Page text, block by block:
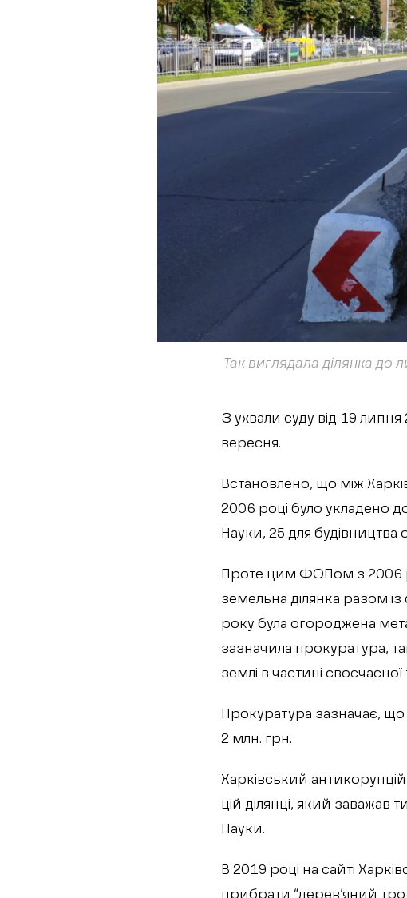
Так виглядала ділянка до
З ухвали суду від 19
вересня.
Встановлено, що між
2006 році було укладено
Науки, 25 для будівництва
Проте цим ФОПом з 2006
земельна ділянка разом
року була огороджена
зазначила прокуратура,
землі в частині
Прокуратура зазначає,
2 млн. грн.
Харківський
цій ділянці, який
Науки.
В 2019 році на сайті
прибрати “дерев’яний